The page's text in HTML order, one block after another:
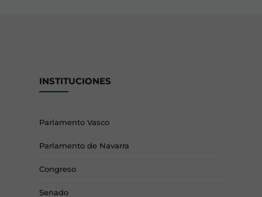
INSTITUCIONES
Parlamento Vasco
Parlamento de Navarra
Congreso
Senado